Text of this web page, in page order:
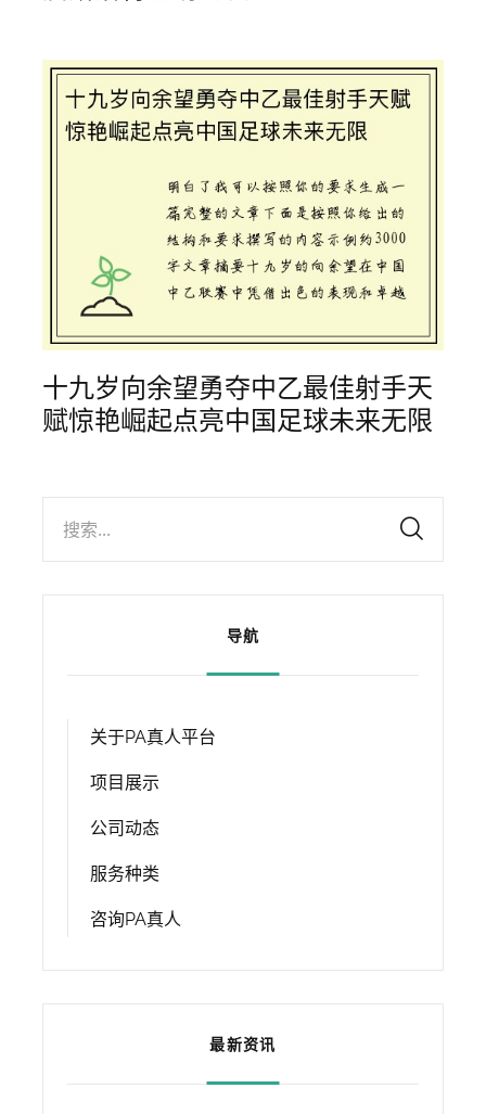
十九岁向余望勇夺中乙最佳射手天
赋惊艳崛起点亮中国足球未来无限
搜索...
导航
关于PA真人平台
项目展示
公司动态
服务种类
咨询PA真人
最新资讯